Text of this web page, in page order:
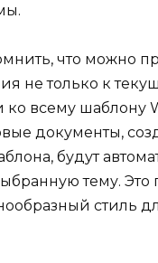
что можно
не только к
ко всему шаблону
документы,
будут
тему. Это
стиль